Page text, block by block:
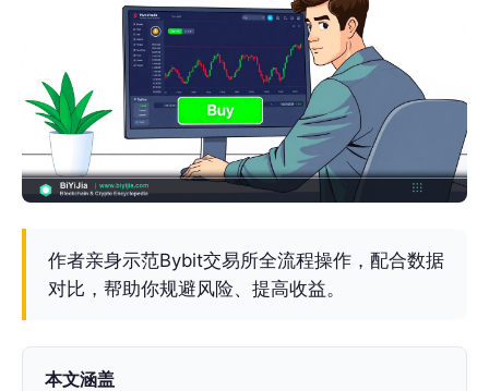
作者亲身示范Bybit交易所全流程操作，配合数据
对比，帮助你规避风险、提高收益。
本文涵盖